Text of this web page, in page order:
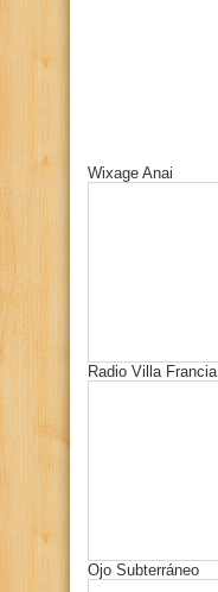
Wixage Anai
Radio Villa Francia
Ojo Subterráneo